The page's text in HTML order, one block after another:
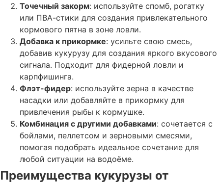
Точечный закорм: используйте спомб, рогатку
или ПВА-стики для создания привлекательного
кормового пятна в зоне ловли.
Добавка к прикормке: усильте свою смесь,
добавив кукурузу для создания яркого вкусового
сигнала. Подходит для фидерной ловли и
карпфишинга.
Флэт-фидер: используйте зерна в качестве
насадки или добавляйте в прикормку для
привлечения рыбы к кормушке.
Комбинация с другими добавками: сочетается с
бойлами, пеллетсом и зерновыми смесями,
помогая подобрать идеальное сочетание для
любой ситуации на водоёме.
Преимущества кукурузы от